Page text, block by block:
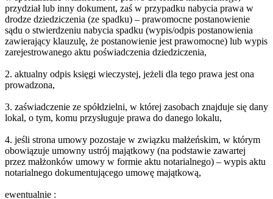
przydział lub inny dokument, zaś w przypadku nabycia prawa w
drodze dziedziczenia (ze spadku) – prawomocne postanowienie
sądu o stwierdzeniu nabycia spadku (wypis/odpis postanowienia
zawierający klauzulę, że postanowienie jest prawomocne) lub wypis
zarejestrowanego aktu poświadczenia dziedziczenia,
2. aktualny odpis księgi wieczystej, jeżeli dla tego prawa jest ona
prowadzona,
3. zaświadczenie ze spółdzielni, w której zasobach znajduje się dany
lokal, o tym, komu przysługuje prawa do danego lokalu,
4. jeśli strona umowy pozostaje w związku małżeńskim, w którym
obowiązuje umowny ustrój majątkowy (na podstawie zawartej
przez małżonków umowy w formie aktu notarialnego) – wypis aktu
notarialnego dokumentującego umowę majątkową,
ewentualnie :